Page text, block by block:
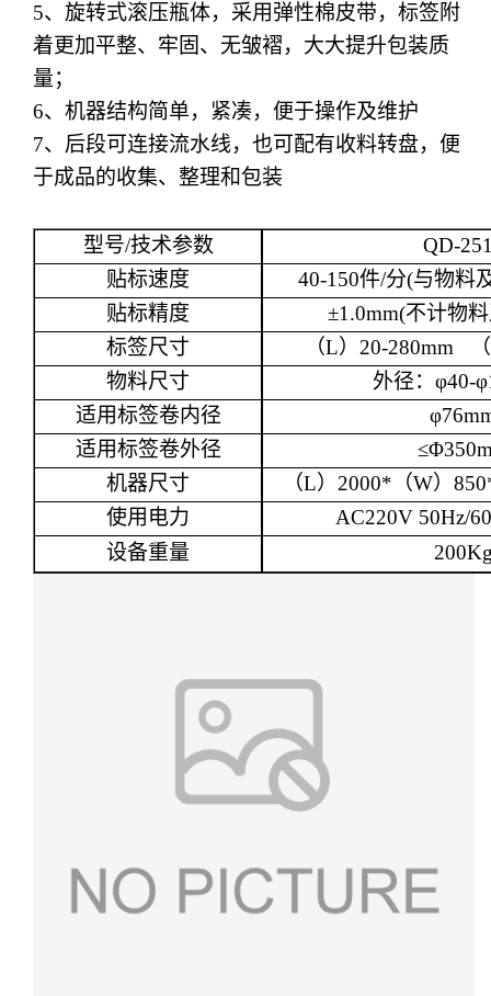
5、 旋转式滚压瓶体，采用弹性棉皮带，标签附
着更加平整、牢固、无皱褶，大大提升包装质
量；
6、 机器结构简单，紧凑，便于操作及维护
7、 后段可连接流水线，也可配有收料转盘，便
于成品的收集、整理和包装
型号/技术参数 QD-
贴标速度
40-150件/分(与物料
贴标精度
±1.0mm(不计物
标签尺寸
（L） 20-280mm
（
物料尺寸
外径： φ40-
适用标签卷内径
适用标签卷外径
≤
机器尺寸 （L） 2000* （W） 85
使用电力
AC220V 50Hz/
设备重量